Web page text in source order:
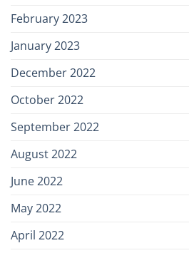
February 2023
January 2023
December 2022
October 2022
September 2022
August 2022
June 2022
May 2022
April 2022